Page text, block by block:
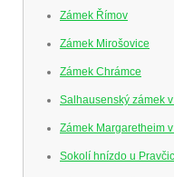
Zámek Římov
Zámek Mirošovice
Zámek Chrámce
Salhausenský zámek
Zámek Margaretheim
Sokolí hnízdo u